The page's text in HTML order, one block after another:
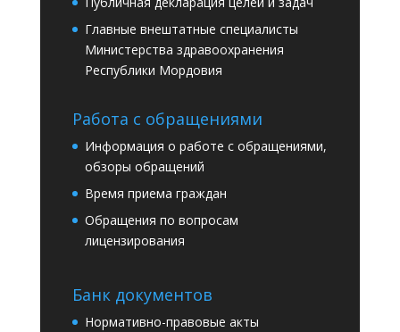
Главные внештатные специалисты
Министерства здравоохранения
Республики Мордовия
Работа с обращениями
Информация о работе с обращениями,
обзоры обращений
Время приема граждан
Обращения по вопросам
лицензирования
Банк документов
Нормативно-правовые акты